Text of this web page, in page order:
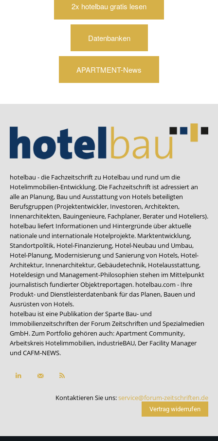
2x hotelbau gratis lesen
Datenbanken
APARTMENT-News
hotelbau - die Fachzeitschrift zu Hotelbau und rund um die
Hotelimmobilien-Entwicklung. Die Fachzeitschrift ist adressiert an
alle an Planung, Bau und Ausstattung von Hotels beteiligten
Berufsgruppen (Projektentwickler, Investoren, Architekten,
Innenarchitekten, Bauingenieure, Fachplaner, Berater und Hoteliers).
hotelbau liefert Informationen und Hintergründe über aktuelle
nationale und internationale Hotelprojekte. Marktentwicklung,
Standortpolitik, Hotel-Finanzierung, Hotel-Neubau und Umbau,
Hotel-Planung, Modernisierung und Sanierung von Hotels, Hotel-
Architektur, Innenarchitektur, Gebäudetechnik, Hotelausstattung,
Hoteldesign und Management-Philosophien stehen im Mittelpunkt
journalistisch fundierter Objektreportagen. hotelbau.com - Ihre
Produkt- und Dienstleisterdatenbank für das Planen, Bauen und
Ausrüsten von Hotels.
hotelbau ist eine Publikation der Sparte Bau- und
Immobilienzeitschriften der Forum Zeitschriften und Spezialmedien
GmbH. Zum Portfolio gehören auch:Apartment Community,
Arbeitskreis Hotelimmobilien, industrieBAU, Der Facility Manager
und CAFM-NEWS.
Kontaktieren Sie uns:service@forum-zeitschriften.de
Vertrag widerrufen